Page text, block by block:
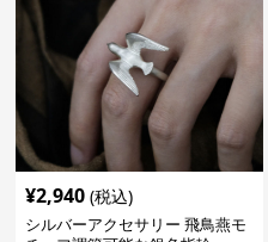
¥2,940 (税込)
シルバーアクセサリー 飛鳥燕モ